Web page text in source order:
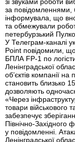
за повідомленнями,
інформувала, що
та обмежували
петербурзький
У Телеграм-каналі
Point повідомили,
БПЛА FP-1 по
Ленінградської
об’єктів компанії
становить близько
дозволяють
«Через
товари військового
забезпечує
Північно-Західного
у повідомленні.
Ленінградської